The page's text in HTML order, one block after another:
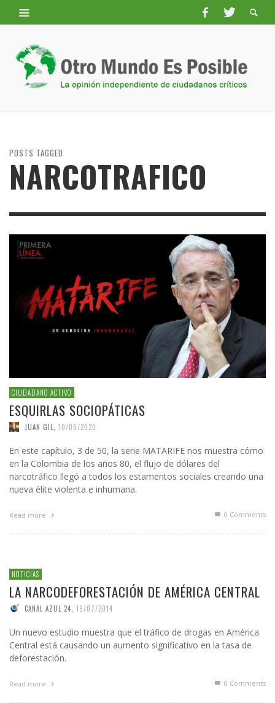
POSTS TAGGED
NARCOTRAFICO
CIUDADANO ACTIVO
ESQUIRLAS SOCIOPÁTICAS
JUAN GIL 10/06/2020
En este capítulo, 3 de 50, la serie MATARIFE nos muestra cómo
en la Colombia de los años 80, el flujo de dólares del
narcotráfico llegó a todos los estamentos sociales creando una
nueva élite violenta e inhumana.
Read more 0 Comments
NOTICIAS
LA NARCODEFORESTACIÓN DE AMÉRICA CENTRAL
CANAL AZUL 24 19/07/2014
Un nuevo estudio muestra que el tráfico de drogas en América
Central está causando un aumento significativo en la tasa de
deforestación.
Read more 0 Comments